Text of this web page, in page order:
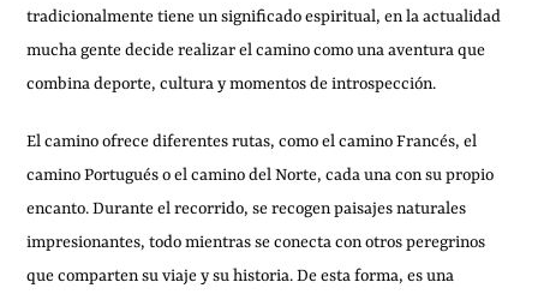
tradicionalmente tiene un significado espiritual, en la actualidad
mucha gente decide realizar el camino como una aventura que
combina deporte, cultura y momentos de introspección.
El camino ofrece diferentes rutas, como el camino Francés, el
camino Portugués o el camino del Norte, cada una con su propio
encanto. Durante el recorrido, se recogen paisajes naturales
impresionantes, todo mientras se conecta con otros peregrinos
que comparten su viaje y su historia. De esta forma, es una